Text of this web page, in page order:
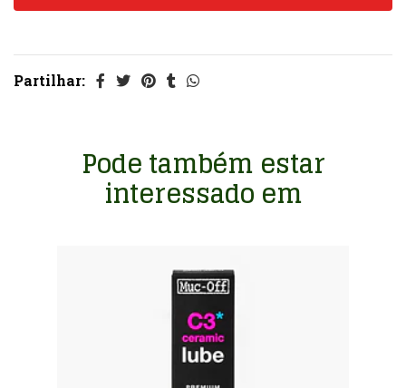
Partilhar:
Pode também estar
interessado em